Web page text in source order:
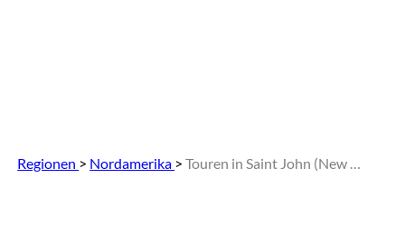
Regionen > Nordamerika > Touren in Saint John (New Brunswick)